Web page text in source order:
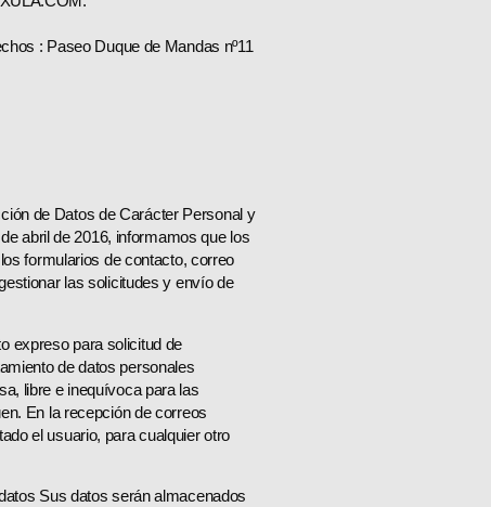
: Paseo Duque de Mandas nº11
de Datos de Carácter Personal y
abril de 2016, informamos que los
formularios de contacto, correo
las solicitudes y envío de
expreso para solicitud de
de datos personales
libre e inequívoca para las
En la recepción de correos
el usuario, para cualquier otro
Sus datos serán almacenados